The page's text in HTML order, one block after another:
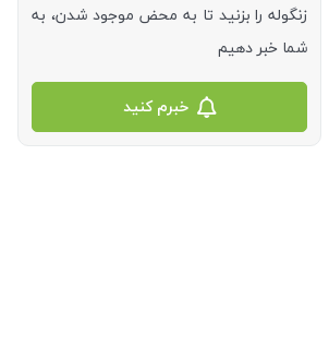
زنگوله را بزنید تا به محض موجود شدن، به
شما خبر دهیم
خبرم کنید